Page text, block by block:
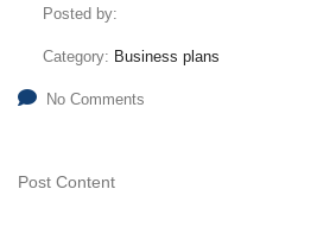
Posted by:
Category: Business plans
No Comments
Post Content